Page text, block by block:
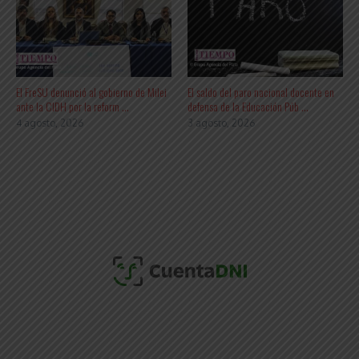
El FreSU denunció al gobierno de Milei
ante la CIDH por la reform ...
4 agosto, 2026
El saldo del paro nacional docente en
defensa de la Educación Púb ...
3 agosto, 2026